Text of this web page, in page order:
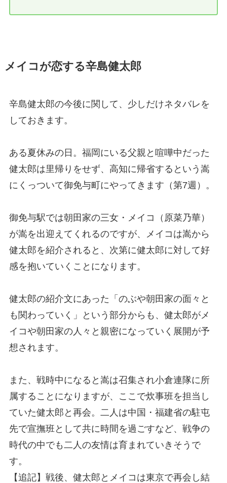
メイコが恋する辛島健太郎
辛島健太郎の今後に関して、少しだけネタバレを
しておきます。
ある夏休みの日。福岡にいる父親と喧嘩中だった
健太郎は里帰りをせず、高知に帰省するという嵩
にくっついて御免与町にやってきます（第7週）。
御免与駅では朝田家の三女・メイコ（原菜乃華）
が嵩を出迎えてくれるのですが、メイコは嵩から
健太郎を紹介されると、次第に健太郎に対して好
感を抱いていくことになります。
健太郎の紹介文にあった「のぶや朝田家の面々と
も関わっていく」という部分からも、健太郎がメ
イコや朝田家の人々と親密になっていく展開が予
想されます。
また、戦時中になると嵩は召集され小倉連隊に所
属することになりますが、ここで炊事班を担当し
ていた健太郎と再会。二人は中国・福建省の駐屯
先で宣撫班として共に時間を過ごすなど、戦争の
時代の中でも二人の友情は育まれていきそうで
す。
【追記】戦後、健太郎とメイコは東京で再会し結